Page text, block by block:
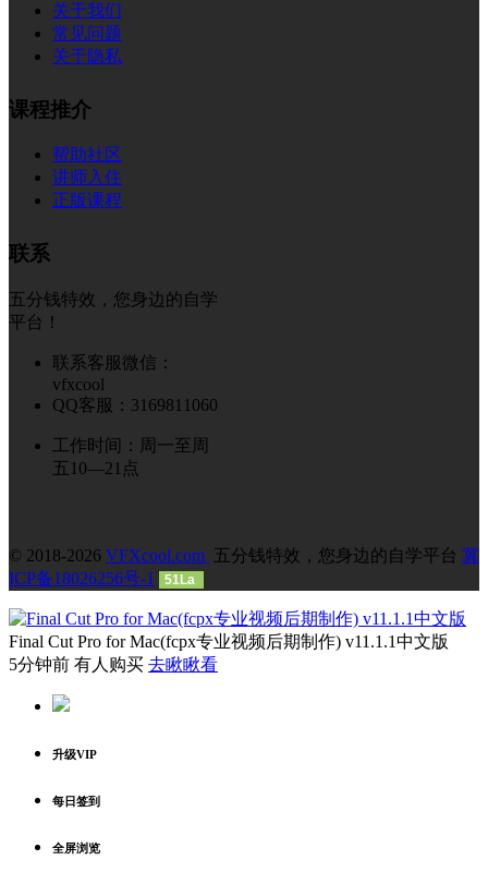
关于我们
常见问题
关于隐私
课程推介
帮助社区
讲师入住
正版课程
联系
五分钱特效，您身边的自学
平台！
联系客服微信：
vfxcool
QQ客服：3169811060
工作时间：周一至周
五10—21点
© 2018-2026 VFXcool.com 五分钱特效，您身边的自学平台 冀
ICP备18026256号-1
51La
Final Cut Pro for Mac(fcpx专业视频后期制作) v11.1.1中文版
5分钟前 有人购买 去瞅瞅看
升级VIP
每日签到
全屏浏览